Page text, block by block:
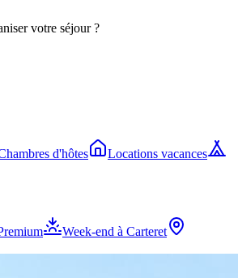
votre séjour ?
d'hôtes
Locations vacances
Week-end à Carteret